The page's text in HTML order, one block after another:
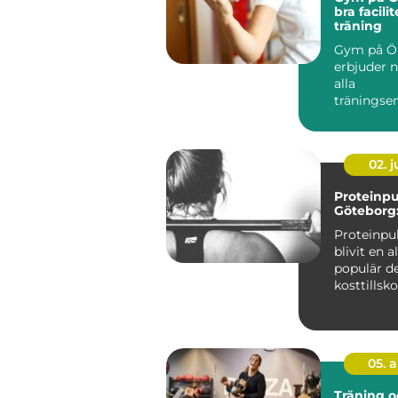
bra
träning
Gym på
erbjuder
alla
02.
blivit en
populär
05.